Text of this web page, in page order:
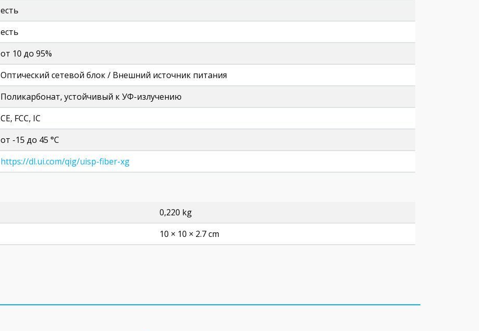
есть
есть
от 10 до 95%
Оптический сетевой блок / Внешний источник питания
Поликарбонат, устойчивый к УФ-излучению
CE, FCC, IC
от -15 до 45 °C
https://dl.ui.com/qig/uisp-fiber-xg
0,220 kg
10 × 10 × 2.7 cm